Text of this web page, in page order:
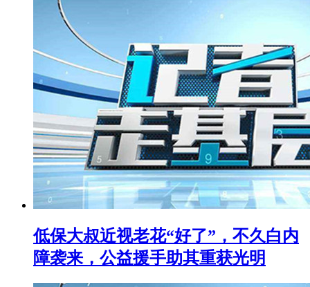
低保大叔近视老花“好了”，不久白内
障袭来，公益援手助其重获光明